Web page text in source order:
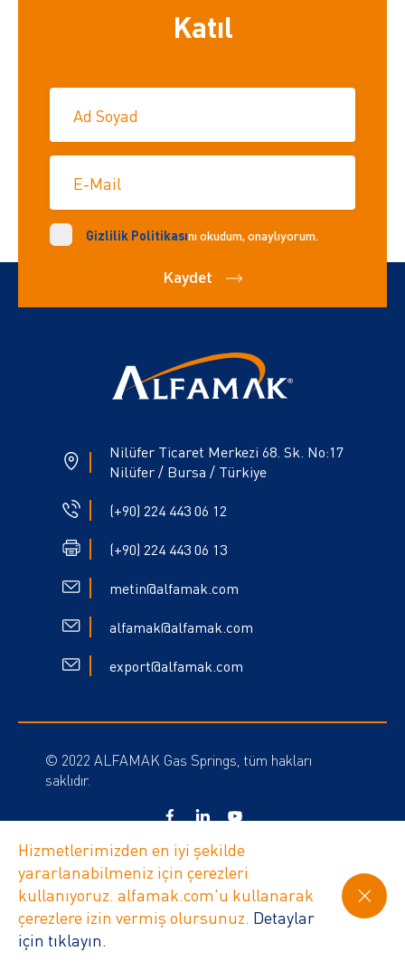
Katıl
Ad Soyad
E-Mail
Gizlilik Politikasını okudum, onaylıyorum.
Kaydet
Nilüfer Ticaret Merkezi 68. Sk. No:17
Nilüfer / Bursa / Türkiye
(+90) 224 443 06 12
(+90) 224 443 06 13
metin@alfamak.com
alfamak@alfamak.com
export@alfamak.com
© 2022 ALFAMAK Gas Springs, tüm hakları
saklıdır.
Gizlilik Politikası
Çerez Politikası
web design Babel
Hizmetlerimizden en iyi şekilde
yararlanabilmeniz için çerezleri
kullanıyoruz. alfamak.com'u kullanarak
çerezlere izin vermiş olursunuz. Detaylar
için tıklayın.